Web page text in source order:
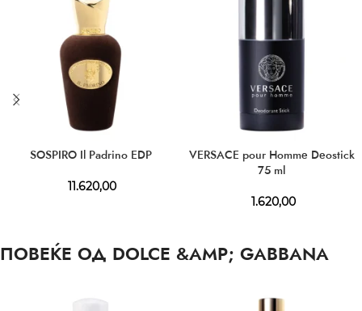
SOSPIRO Il Padrino EDP
11.620,00
VERSACE pour Homme Deostick
75 ml
1.620,00
ПОВЕЌЕ ОД DOLCE &AMP; GABBANA